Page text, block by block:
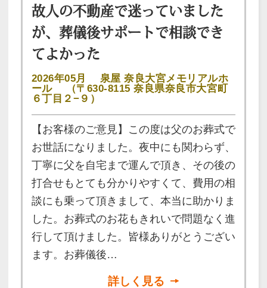
故人の不動産で迷っていました
が、葬儀後サポートで相談でき
てよかった
2026年05月
泉屋 奈良大宮メモリアルホ
ール
（〒630-8115 奈良県奈良市大宮町
６丁目２−９）
【お客様のご意見】この度は父のお葬式で
お世話になりました。夜中にも関わらず、
丁寧に父を自宅まで運んで頂き、その後の
打合せもとても分かりやすくて、費用の相
談にも乗って頂きまして、本当に助かりま
した。お葬式のお花もきれいで問題なく進
行して頂けました。皆様ありがとうござい
ます。お葬儀後…
詳しく見る